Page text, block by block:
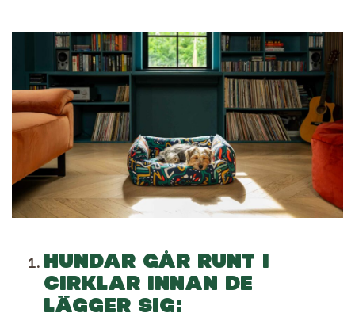
HUNDAR GÅR RUNT I
CIRKLAR INNAN DE
LÄGGER SIG: